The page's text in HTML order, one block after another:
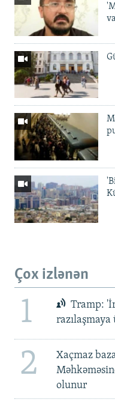
Çox izlənən
1
Tramp:
2
Xaçmaz
olunur